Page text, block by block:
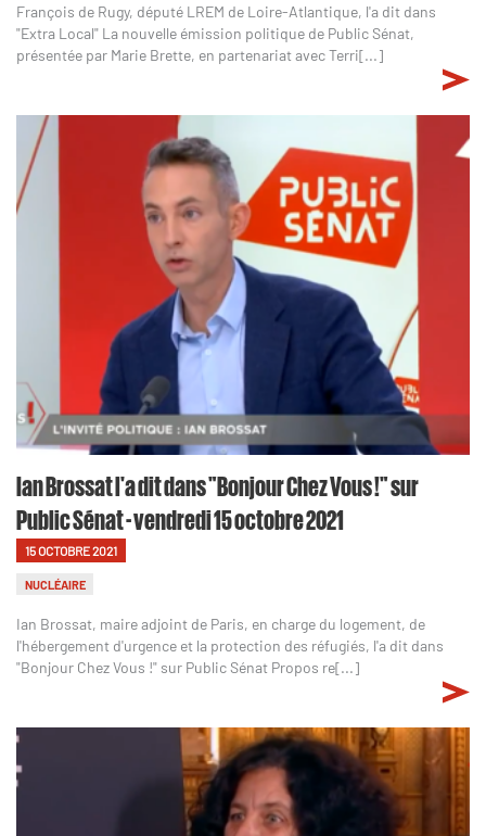
François de Rugy, député LREM de Loire-Atlantique, l'a dit dans
"Extra Local" La nouvelle émission politique de Public Sénat,
présentée par Marie Brette, en partenariat avec Terri[...]
Ian Brossat l'a dit dans "Bonjour Chez Vous !" sur
Public Sénat - vendredi 15 octobre 2021
15 OCTOBRE 2021
NUCLÉAIRE
Ian Brossat, maire adjoint de Paris, en charge du logement, de
l'hébergement d'urgence et la protection des réfugiés, l'a dit dans
"Bonjour Chez Vous !" sur Public Sénat Propos re[...]